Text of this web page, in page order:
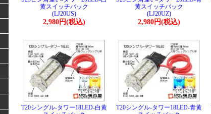
黄スイッチバック
(LJ20US)
2,980円(税込)
黄スイッチバック
(LJ20UZ)
2,980円(税込)
T20シングル-タワー18LED-白黄
T20シングル-タワー18LED-青黄